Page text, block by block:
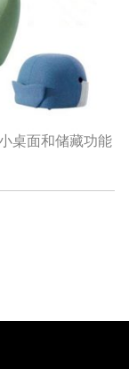
桌面和储藏功能